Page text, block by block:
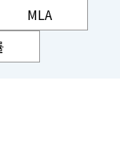
MLA